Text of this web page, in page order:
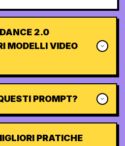
2.0
MODELLI VIDEO
PROMPT?
PRATICHE